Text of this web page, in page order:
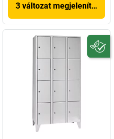
3 változat megjelenítése